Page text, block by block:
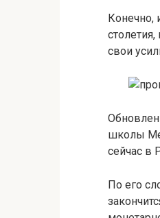
Конечно,
свои
школы
сейчас в
По его